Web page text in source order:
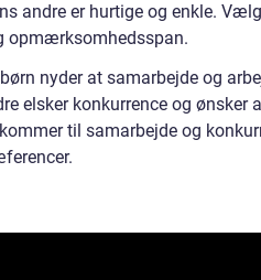
andre er hurtige og enkle.
opmærksomhedsspan.
nyder at samarbejde og
elsker konkurrence og ønsker
til samarbejde og